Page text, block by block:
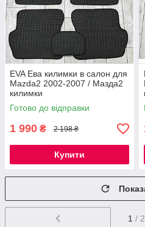
EVA Ева килимки в салон для
Mazda2 2002-2007 / Мазда2
килимки
Готово до відправки
1 990 ₴ 2 198 ₴
Купити
1 / 2